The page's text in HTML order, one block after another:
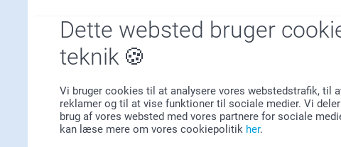
Dette websted bruger
teknik
Vi bruger cookies til at analysere vores webstedstrafik, til
reklamer og til at vise funktioner til sociale medier. Vi
brug af vores websted med vores partnere for sociale
kan læse mere om vores cookiepolitik her.
Bonus på alle dine køb